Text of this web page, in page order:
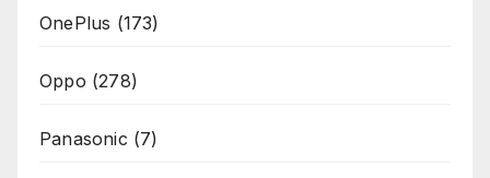
OnePlus (173)
Oppo (278)
Panasonic (7)